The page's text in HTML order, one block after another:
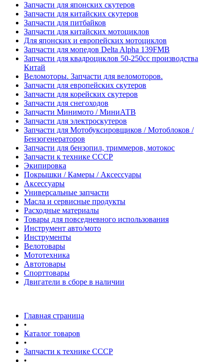
Запчасти для японских скутеров
Запчасти для китайских скутеров
Запчасти для питбайков
Запчасти для китайских мотоциклов
Для японских и европейских мотоциклов
Запчасти для мопедов Delta Alpha 139FMB
Запчасти для квадроциклов 50-250сс производства
Китай
Веломоторы. Запчасти для веломоторов.
Запчасти для европейских скутеров
Запчасти для корейских скутеров
Запчасти для снегоходов
Запчасти Минимото / МиниАТВ
Запчасти для электроскутеров
Запчасти для Мотобуксировщиков / Мотоблоков /
Бензогенераторов
Запчасти для бензопил, триммеров, мотокос
Запчасти к технике СССР
Экипировка
Покрышки / Камеры / Аксессуары
Аксессуары
Универсальные запчасти
Масла и сервисные продукты
Расходные материалы
Товары для повседневного использования
Инструмент авто/мото
Инструменты
Велотовары
Мототехника
Автотовары
Спорттовары
Двигатели в сборе в наличии
Главная страница
•
Каталог товаров
•
Запчасти к технике СССР
•